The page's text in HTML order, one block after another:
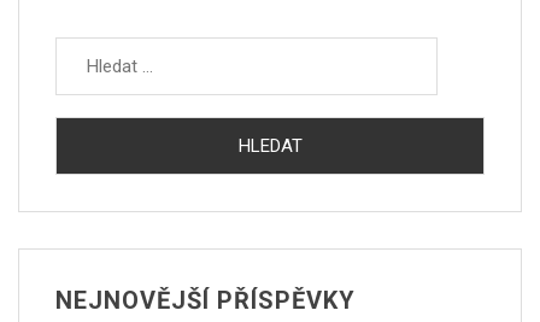
NEJNOVĚJŠÍ PŘÍSPĚVKY